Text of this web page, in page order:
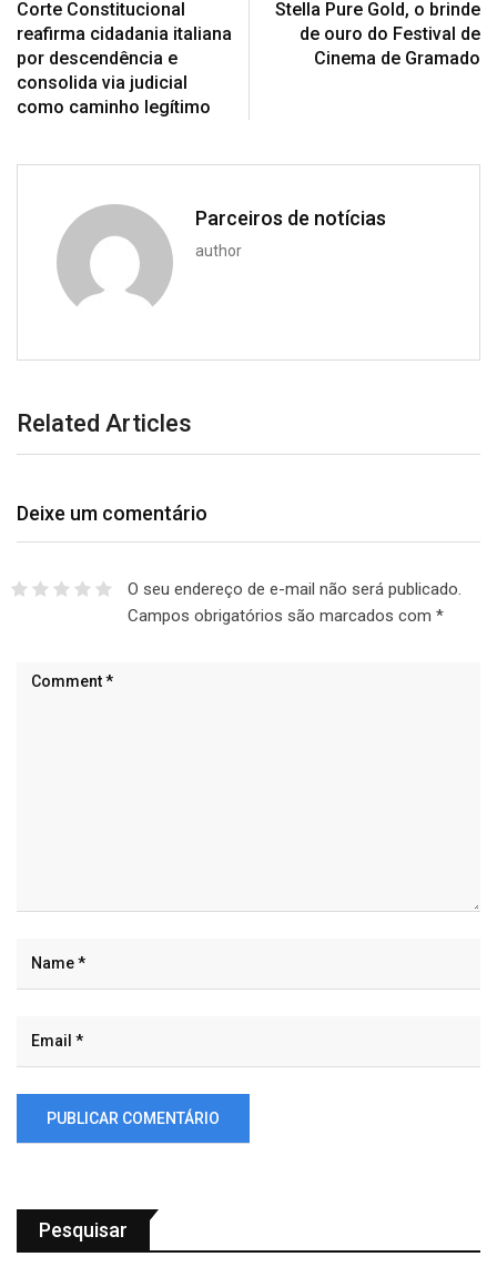
Corte Constitucional
reafirma cidadania italiana
por descendência e
consolida via judicial
como caminho legítimo
Stella Pure Gold, o brinde
de ouro do Festival de
Cinema de Gramado
Parceiros de notícias
author
Related Articles
Deixe um comentário
O seu endereço de e-mail não será publicado.
Campos obrigatórios são marcados com *
Pesquisar